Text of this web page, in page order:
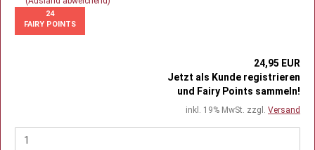
24
FAIRY POINTS
24,95 EUR
Jetzt als Kunde registrieren
und Fairy Points sammeln!
inkl. 19% MwSt. zzgl. Versand